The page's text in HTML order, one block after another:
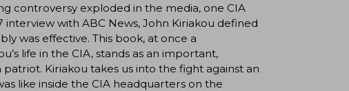
controversy exploded in the media, one CIA
with ABC News, John Kiriakou defined
was effective. This book, at once a
life in the CIA, stands as an important,
Kiriakou takes us into the fight against an
like inside the CIA headquarters on the